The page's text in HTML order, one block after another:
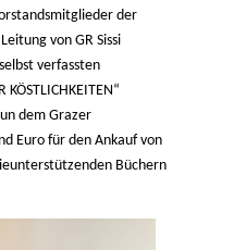
der
von GR Sissi
verfassten
dem Grazer
Euro für den Ankauf von
Büchern